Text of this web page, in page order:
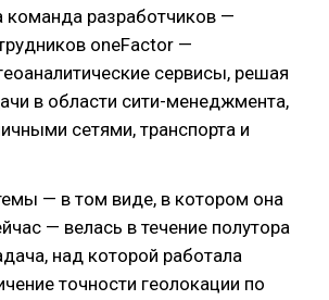
команда разработчиков —
oneFactor —
сервисы, решая
в области сити-менеджмента,
сетями, транспорта и
— в том виде, в котором она
— велась в течение полутора
над которой работала
точности геолокации по